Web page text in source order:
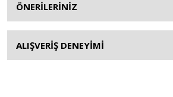
ÖNERİLERİNİZ
ALIŞVERİŞ DENEYİMİ